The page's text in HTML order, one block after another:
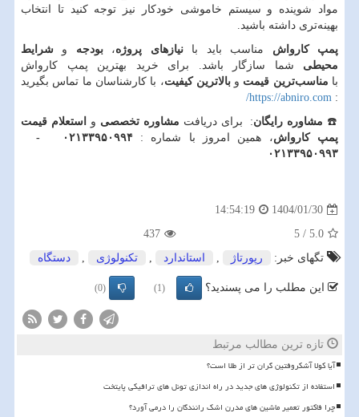
مواد شوینده و سیستم خاموشی خودکار نیز توجه کنید تا انتخاب
بهینه‌تری داشته باشید.
پمپ کارواش مناسب باید بانیازهای پروژه،بودجه و شرایط
محیطی شما سازگار باشد. برای خرید بهترین پمپ کارواش
با مناسب‌ترین قیمت وبالاترین کیفیت، با کارشناسان ما تماس بگیرید
:
https://abniro.com
/
☎️ مشاوره رایگان: برای دریافت مشاوره تخصصی و
استعلام قیمت
پمپ کارواش، همین امروز با شماره :
۰۲۱۳۳۹۵۰۹۹۴ -
۰۲۱۳۳۹۵۰۹۹۳
1404/01/30
14:54:19
5.0
/
5
437
تگهای خبر:
رپورتاژ , استاندارد , تكنولوژی , دستگاه
این مطلب را می پسندید؟ (1)
(0)
تازه ترین مطالب مرتبط
آیا کولا آشکروفتین گران تر از طلا است؟
استفاده از تکنولوژی های جدید در راه اندازی تونل های ترافیکی پایتخت
چرا فاکتور تعمیر ماشین های مدرن اشک رانندگان را درمی آورد؟